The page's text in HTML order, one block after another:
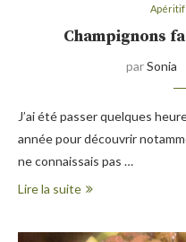
Apéritif
Champignons
parSonia
J’ai été passer quelques
année pour découvrir
ne connaissais pas …
Lire la suite